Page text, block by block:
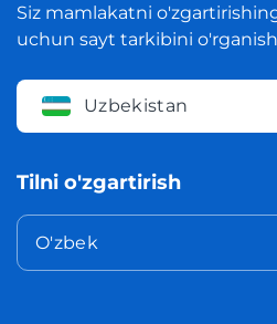
Siz mamlakatni
uchun sayt tarkibini
Uzbekistan
Tilni o'zgartirish
O'zbek